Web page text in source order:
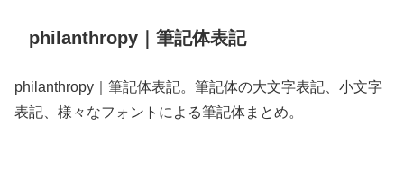
philanthropy｜筆記体表記
philanthropy｜筆記体表記。筆記体の大文字表記、小文字
表記、様々なフォントによる筆記体まとめ。